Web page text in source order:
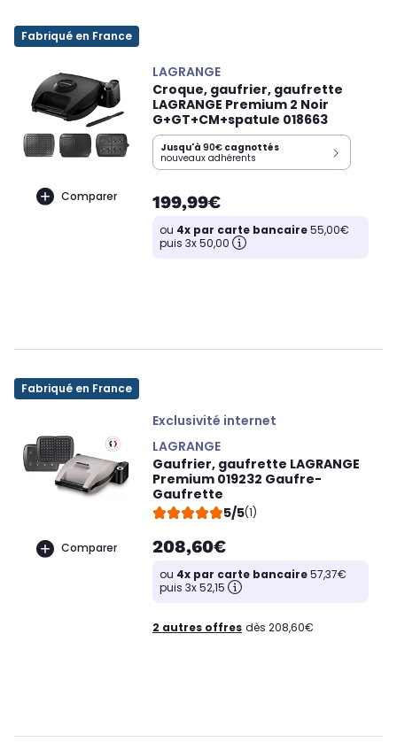
Fabriqué en France
Comparer
LAGRANGE
Croque, gaufrier, gaufrette
LAGRANGE Premium 2 Noir
G+GT+CM+spatule 018663
Jusqu'à 90€ cagnottés
nouveaux adhérents
199,99€
ou 4x par carte bancaire55,00€
puis 3x 50,00
Fabriqué en France
Comparer
Exclusivité internet
LAGRANGE
Gaufrier, gaufrette LAGRANGE
Premium 019232 Gaufre-
Gaufrette
5/5(1)
208,60€
ou 4x par carte bancaire57,37€
puis 3x 52,15
2 autres offres dès 208,60€